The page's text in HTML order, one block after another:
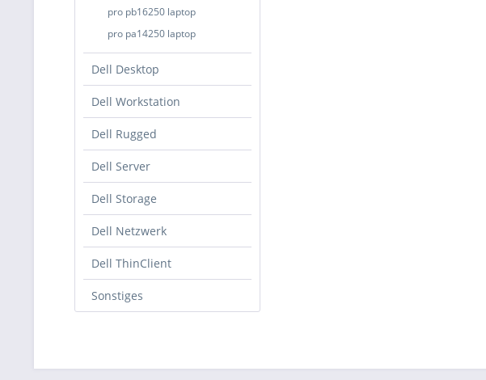
pro pb16250 laptop
pro pa14250 laptop
Dell Desktop
Dell Workstation
Dell Rugged
Dell Server
Dell Storage
Dell Netzwerk
Dell ThinClient
Sonstiges